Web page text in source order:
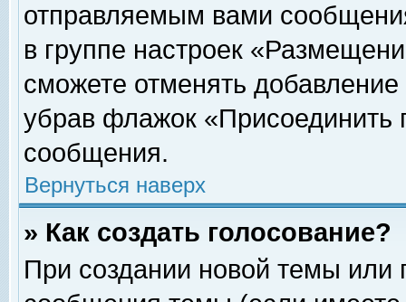
отправляемым вами
в группе настроек
сможете отменять
убрав флажок «Присоединить
сообщения.
Вернуться наверх
» Как создать голосование?
При создании новой темы или